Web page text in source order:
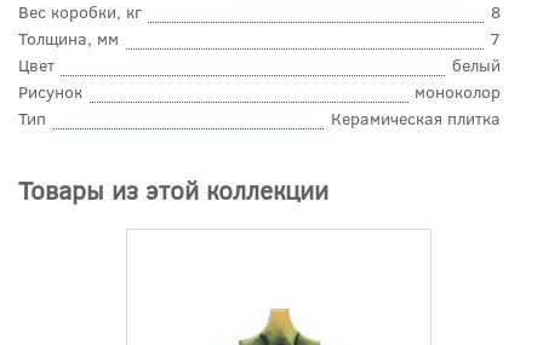
Вес коробки, кг
8
Толщина, мм
7
Цвет
белый
Рисунок
моноколор
Тип
Керамическая плитка
Товары из этой коллекции